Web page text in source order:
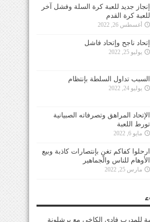
إنجاز جديد للعبة كرة السلة وفشل آخر
للعبة كرة القدم
أغسطس 26, 2022
إتحاد ناجح وإتحاد فاشل
يوليو 25, 2022
السبب تداول السلطة بإنتظام
يوليو 24, 2022
الإتحاد المراهق وتصرفاته الصبيانية
تورط اللعبة
مايو 6, 2022
ارحلوا كفاكم تغنٍ بإنتصارات كاذبة وبيع
الأوهام للناس والجماهير
مارس 25, 2022
للمدرب فادي الكاخي مع برشلونة